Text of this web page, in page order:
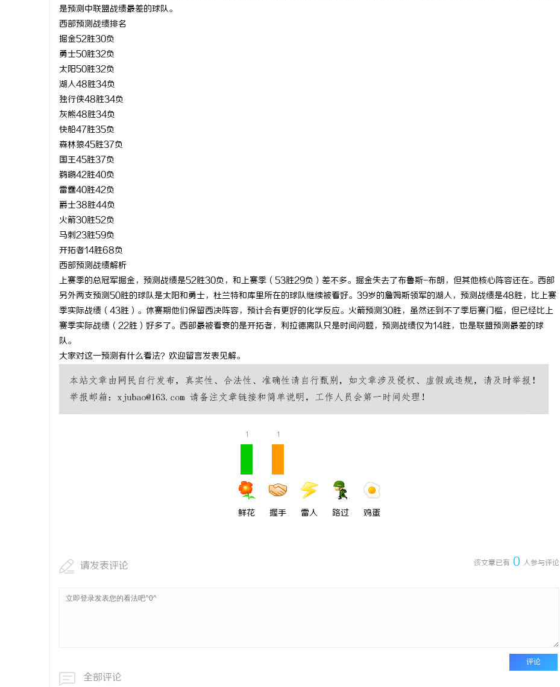
是预测中联盟战绩最差的球队。
西部预测战绩排名
掘金52胜30负
勇士50胜32负
太阳50胜32负
湖人48胜34负
独行侠48胜34负
灰熊48胜34负
快船47胜35负
森林狼45胜37负
国王45胜37负
鹈鹕42胜40负
雷霆40胜42负
爵士38胜44负
火箭30胜52负
马刺23胜59负
开拓者14胜68负
西部预测战绩解析
上赛季的总冠军掘金，预测战绩是52胜30负，和上赛季（53胜29负）差不多。掘金失去了布鲁斯-布朗，但其他核心阵容还在。西部
另外两支预测50胜的球队是太阳和勇士，杜兰特和库里所在的球队继续被看好。39岁的詹姆斯领军的湖人，预测战绩是48胜，比上赛
季实际战绩（43胜）。休赛期他们保留西决阵容，预计会有更好的化学反应。火箭预测30胜，虽然还到不了季后赛门槛，但已经比上
赛季实际战绩（22胜）好多了。西部最被看衰的是开拓者，利拉德离队只是时间问题，预测战绩仅为14胜，也是联盟预测最差的球
队。
大家对这一预测有什么看法？欢迎留言发表见解。
1
鲜花
1
握手 雷人 路过 鸡蛋
该文章已有 0 人参与评论
请发表评论
评论
全部评论